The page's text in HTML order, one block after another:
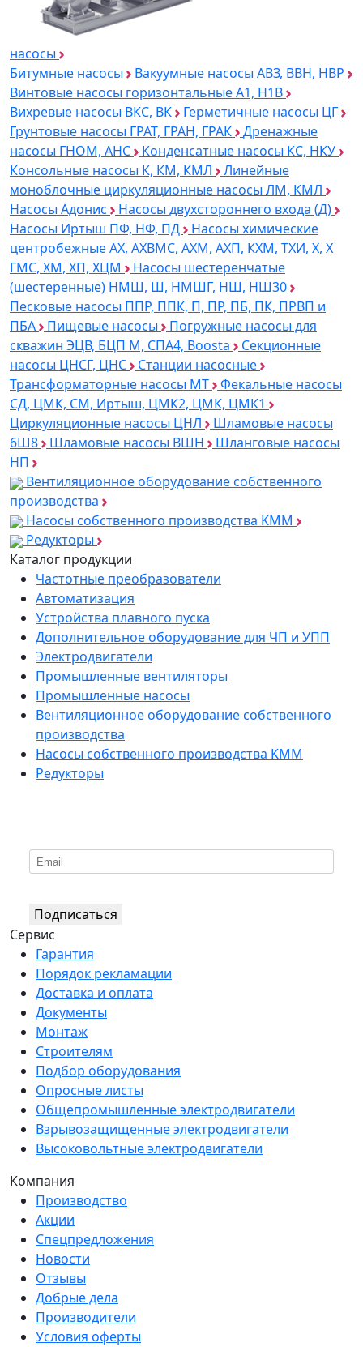
насосы
Битумные насосы
Вакуумные насосы АВЗ, ВВН, НВР
Винтовые насосы горизонтальные А1, Н1В
Вихревые насосы ВКС, ВК
Герметичные насосы ЦГ
Грунтовые насосы ГРАТ, ГРАН, ГРАК
Дренажные
насосы ГНОМ, АНС
Конденсатные насосы КС, НКУ
Консольные насосы К, КМ, КМЛ
Линейные
моноблочные циркуляционные насосы ЛМ, КМЛ
Насосы Адонис
Насосы двухстороннего входа (Д)
Насосы Иртыш ПФ, НФ, ПД
Насосы химические
центробежные АХ, АХВМС, АХМ, АХП, КХМ, ТХИ, Х, Х
ГМС, ХМ, ХП, ХЦМ
Насосы шестеренчатые
(шестеренные) НМШ, Ш, НМШГ, НШ, НШ30
Песковые насосы ППР, ППК, П, ПР, ПБ, ПК, ПРВП и
ПБА
Пищевые насосы
Погружные насосы для
скважин ЭЦВ, БЦП М, СПА4, Boosta
Секционные
насосы ЦНСГ, ЦНС
Станции насосные
Трансформаторные насосы МТ
Фекальные насосы
СД, ЦМК, СМ, Иртыш, ЦМК2, ЦМК, ЦМК1
Циркуляционные насосы ЦНЛ
Шламовые насосы
6Ш8
Шламовые насосы ВШН
Шланговые насосы
НП
Вентиляционное оборудование собственного
производства
Насосы собственного производства KMM
Редукторы
Каталог продукции
Частотные преобразователи
Автоматизация
Устройства плавного пуска
Дополнительное оборудование для ЧП и УПП
Электродвигатели
Промышленные вентиляторы
Промышленные насосы
Вентиляционное оборудование собственного
производства
Насосы собственного производства KMM
Редукторы
Подписаться
Сервис
Гарантия
Порядок рекламации
Доставка и оплата
Документы
Монтаж
Строителям
Подбор оборудования
Опросные листы
Общепромышленные электродвигатели
Взрывозащищенные электродвигатели
Высоковольтные электродвигатели
Компания
Производство
Акции
Спецпредложения
Новости
Отзывы
Добрые дела
Производители
Условия оферты